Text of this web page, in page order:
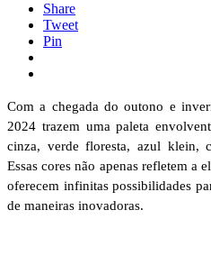
Share
Tweet
Pin
Com a chegada do outono e
2024 trazem uma paleta
cinza, verde floresta, azul klein,
Essas cores não apenas refletem a
oferecem infinitas possibilidades
de maneiras inovadoras.